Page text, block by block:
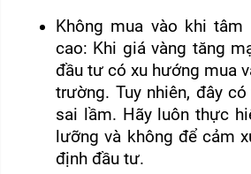
Không mua vào khi
cao: Khi giá vàng tăng
đầu tư có xu hướng mua
trường. Tuy nhiên, đây
sai lầm. Hãy luôn thực
lưỡng và không để cảm
định đầu tư.